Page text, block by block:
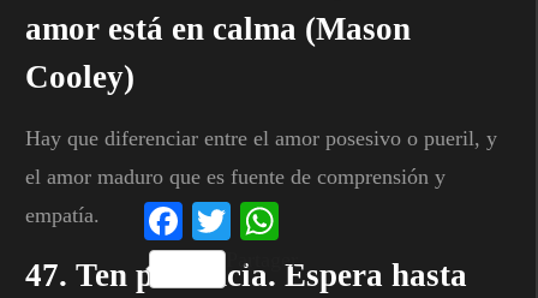
amor está en calma (Mason
Cooley)
Hay que diferenciar entre el amor posesivo o pueril, y
el amor maduro que es fuente de comprensión y
empatía.
47. Ten paciencia. Espera hasta
Facebook
Twitter
Partager